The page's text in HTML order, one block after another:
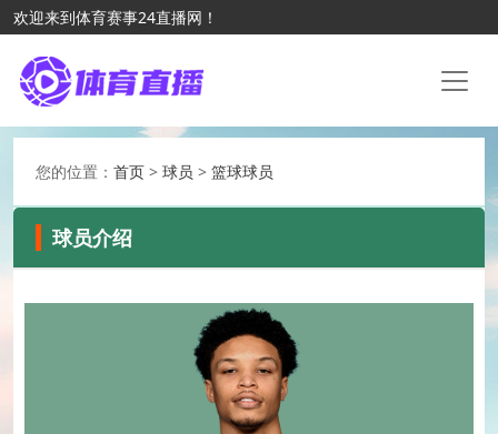
欢迎来到体育赛事24直播网！
您的位置： 首页 > 球员 > 篮球球员
球员介绍